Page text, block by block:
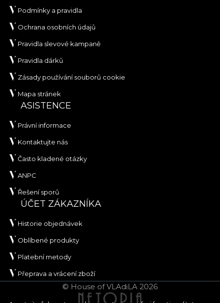
Podmínky a pravidla
Ochrana osobních údajů
Pravidla slevové kampaně
Pravidla dárků
Zásady používání souborů cookie
Mapa stránek
ASISTENCE
Právní informace
Kontaktujte nás
Často kladené otázky
ANPC
Řešení sporů
ÚČET ZÁKAZNÍKA
Historie objednávek
Oblíbené produkty
Platební metody
Přeprava a vrácení zboží
© House of VLAdiLA 2026